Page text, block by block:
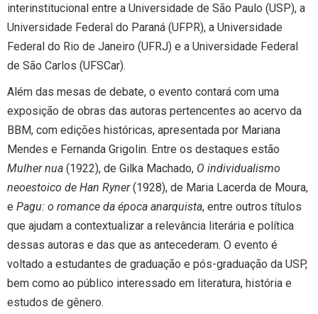
interinstitucional entre a Universidade de São Paulo (USP), a
Universidade Federal do Paraná (UFPR), a Universidade
Federal do Rio de Janeiro (UFRJ) e a Universidade Federal
de São Carlos (UFSCar).
Além das mesas de debate, o evento contará com uma
exposição de obras das autoras pertencentes ao acervo da
BBM, com edições históricas, apresentada por Mariana
Mendes e Fernanda Grigolin. Entre os destaques estão
Mulher nua (1922), de Gilka Machado, O individualismo
neoestoico de Han Ryner(1928), de Maria Lacerda de Moura,
e Pagu: o romance da época anarquista, entre outros títulos
que ajudam a contextualizar a relevância literária e política
dessas autoras e das que as antecederam. O evento é
voltado a estudantes de graduação e pós-graduação da USP,
bem como ao público interessado em literatura, história e
estudos de gênero.